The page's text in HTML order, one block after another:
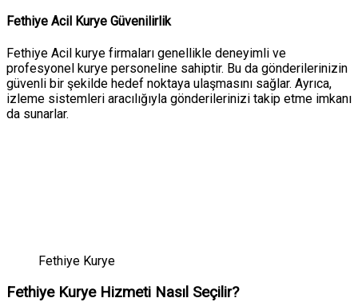
Fethiye Acil Kurye Güvenilirlik
Fethiye Acil kurye firmaları genellikle deneyimli ve
profesyonel kurye personeline sahiptir. Bu da gönderilerinizin
güvenli bir şekilde hedef noktaya ulaşmasını sağlar. Ayrıca,
izleme sistemleri aracılığıyla gönderilerinizi takip etme imkanı
da sunarlar.
Fethiye Kurye
Fethiye Kurye Hizmeti Nasıl Seçilir?